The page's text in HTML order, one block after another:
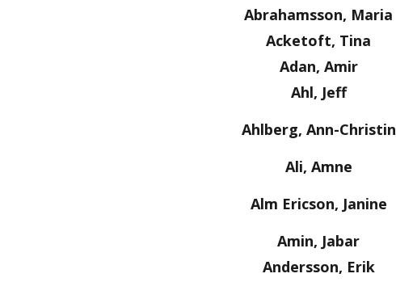
Abrahamsson, Maria
Acketoft, Tina
Adan, Amir
Ahl, Jeff
Ahlberg, Ann-Christin
Ali, Amne
Alm Ericson, Janine
Amin, Jabar
Andersson, Erik